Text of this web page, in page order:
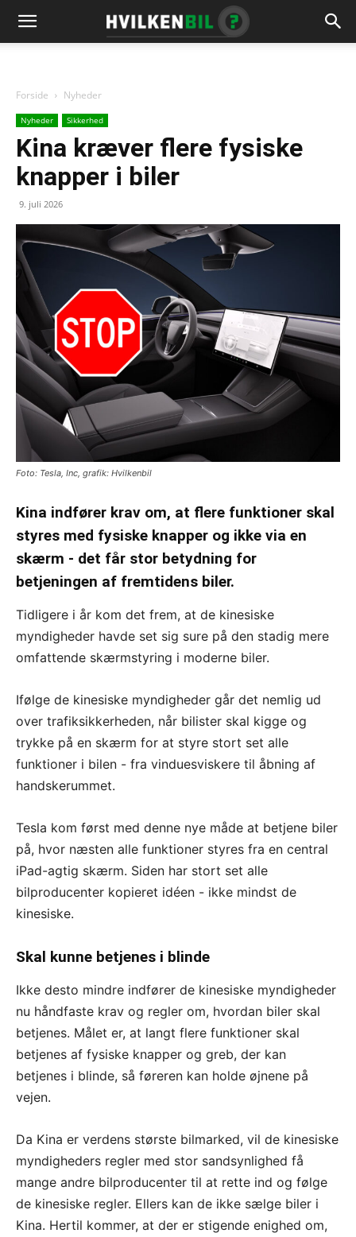
Forside Nyheder
Nyheder Sikkerhed
Kina kræver flere fysiske
knapper i biler
9. juli 2026
Foto: Tesla, Inc, grafik: Hvilkenbil
Kina indfører krav om, at flere funktioner skal
styres med fysiske knapper og ikke via en
skærm - det får stor betydning for
betjeningen af fremtidens biler.
Tidligere i år kom det frem, at de kinesiske
myndigheder havde set sig sure på den stadig mere
omfattende skærmstyring i moderne biler.
Ifølge de kinesiske myndigheder går det nemlig ud
over trafiksikkerheden, når bilister skal kigge og
trykke på en skærm for at styre stort set alle
funktioner i bilen - fra vinduesviskere til åbning af
handskerummet.
Tesla kom først med denne nye måde at betjene biler
på, hvor næsten alle funktioner styres fra en central
iPad-agtig skærm. Siden har stort set alle
bilproducenter kopieret idéen - ikke mindst de
kinesiske.
Skal kunne betjenes i blinde
Ikke desto mindre indfører de kinesiske myndigheder
nu håndfaste krav og regler om, hvordan biler skal
betjenes. Målet er, at langt flere funktioner skal
betjenes af fysiske knapper og greb, der kan
betjenes i blinde, så føreren kan holde øjnene på
vejen.
Da Kina er verdens største bilmarked, vil de kinesiske
myndigheders regler med stor sandsynlighed få
mange andre bilproducenter til at rette ind og følge
de kinesiske regler. Ellers kan de ikke sælge biler i
Kina. Hertil kommer, at der er stigende enighed om,